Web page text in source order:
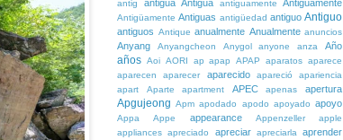
antig
antigua Antigua antiguamente Antiguamente
Antigüamente Antiguas antigüedad antiguo Antiguo
antiguos Antique anualmente Anualmente anuncios
Anyang Anyangcheon Anygol anyone anza Año
años Aoi AORI ap apap APAP aparatos aparece
aparecen
aparecer aparecido apareció
apariencia
apart
Aparte apartment APEC apenas apertura
Apgujeong Apm apodado apodo apoyado apoyo
Appa Appe appearance Appenzeller
apple
appliances apreciado apreciar apreciarla aprender